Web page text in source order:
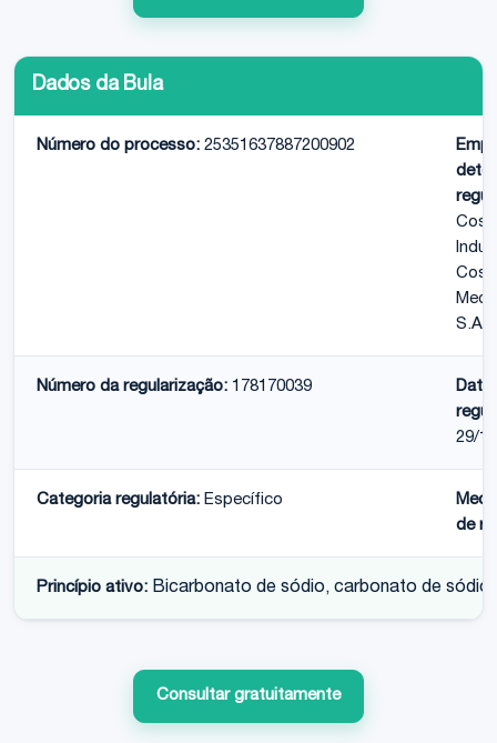
Dados da Bula
Número do processo: 25351637887200902
S.A.
Número da regularização: 178170039
Data
29/
Categoria regulatória: Específico
de
Princípio ativo: Bicarbonato de sódio, carbonato de
Consultar gratuitamente